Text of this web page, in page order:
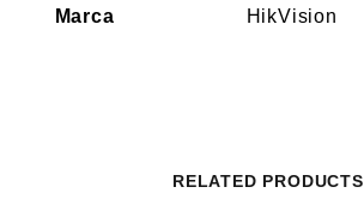
Marca HikVision
RELATED PRODUCTS